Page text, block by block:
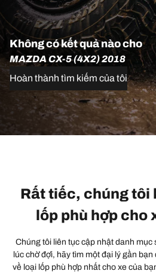
Không có kết quả nào cho
MAZDA CX-5 (4X2) 2018
Hoàn thành tìm kiếm của tôi
Rất tiếc, chúng tôi
lốp phù hợp cho
Chúng tôi liên tục cập nhật danh mục
lúc chờ đợi, hãy tìm một đại lý gần
về loại lốp phù hợp nhất cho xe của